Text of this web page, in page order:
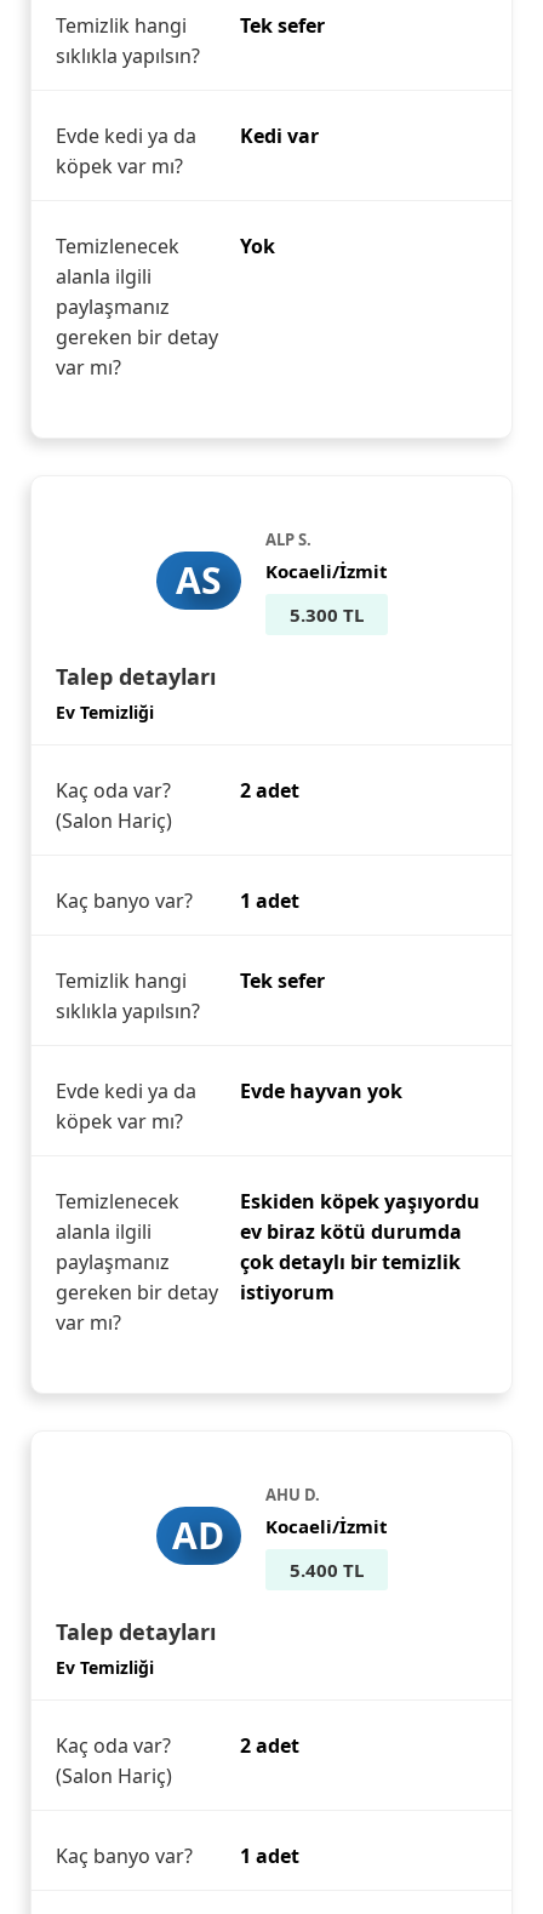
Temizlik hangi
sıklıkla yapılsın?
Tek sefer
Evde kedi ya da
köpek var mı?
Kedi var
Temizlenecek
alanla ilgili
paylaşmanız
gereken bir detay
var mı?
Yok
AS
ALP S.
Kocaeli/İzmit
5.300 TL
Talep detayları
Ev Temizliği
Kaç oda var?
(Salon Hariç)
2 adet
Kaç banyo var? 1 adet
Temizlik hangi
sıklıkla yapılsın?
Tek sefer
Evde kedi ya da
köpek var mı?
Evde hayvan yok
Temizlenecek
alanla ilgili
paylaşmanız
gereken bir detay
var mı?
Eskiden köpek yaşıyordu
ev biraz kötü durumda
çok detaylı bir temizlik
istiyorum
AD
AHU D.
Kocaeli/İzmit
5.400 TL
Talep detayları
Ev Temizliği
Kaç oda var?
(Salon Hariç)
2 adet
Kaç banyo var? 1 adet